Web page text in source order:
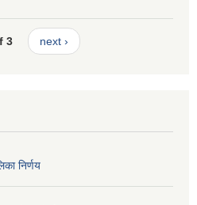
3 next ›
निर्णय